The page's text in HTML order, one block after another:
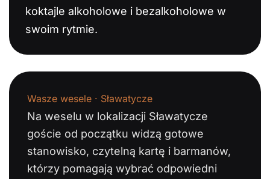
koktajle alkoholowe i bezalkoholowe w
swoim rytmie.
Wasze wesele · Sławatycze
Na weselu w lokalizacji Sławatycze
goście od początku widzą gotowe
stanowisko, czytelną kartę i barmanów,
którzy pomagają wybrać odpowiedni